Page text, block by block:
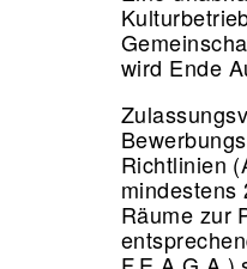
wird Ende
Richtlinien
mindestens
Räume zur